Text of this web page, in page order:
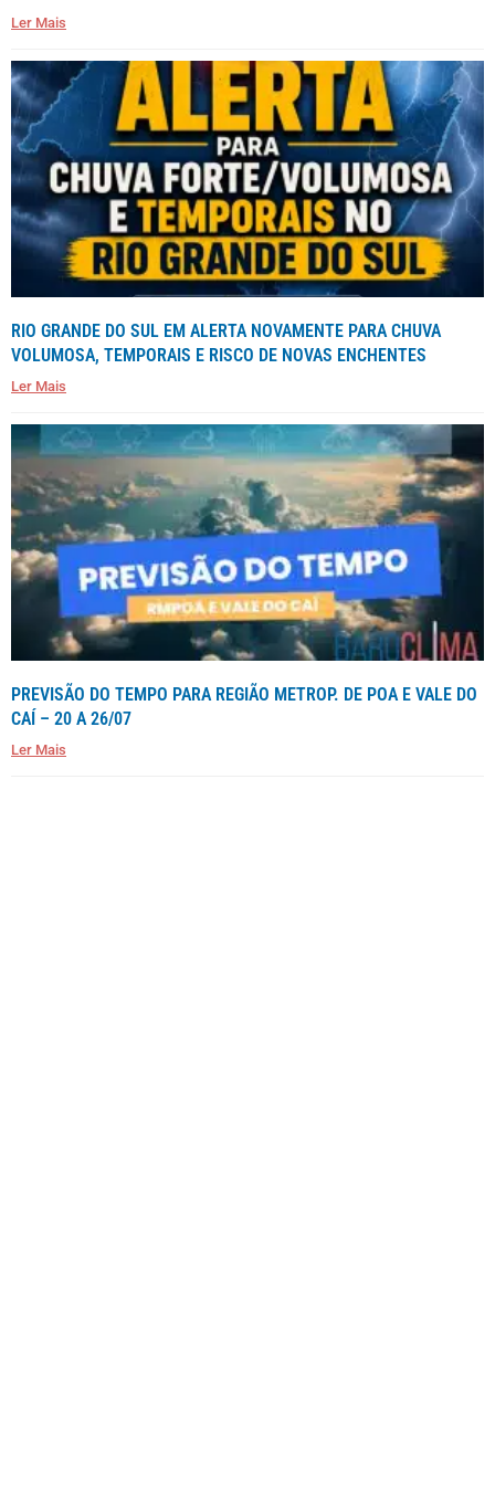
Ler Mais
RIO GRANDE DO SUL EM ALERTA NOVAMENTE PARA CHUVA
VOLUMOSA, TEMPORAIS E RISCO DE NOVAS ENCHENTES
Ler Mais
PREVISÃO DO TEMPO PARA REGIÃO METROP. DE POA E VALE DO
CAÍ – 20 A 26/07
Ler Mais